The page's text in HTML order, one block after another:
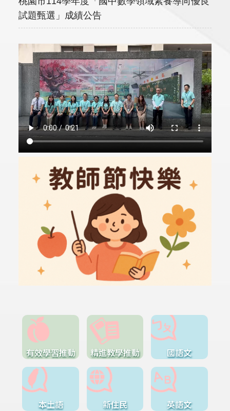
試題甄選」成績公告
有效學習推動 精進教學推動 國語文
本土語 新住民 英語文